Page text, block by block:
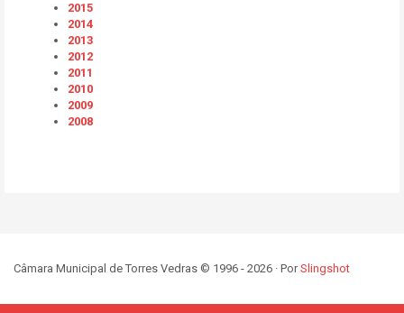
2015
2014
2013
2012
2011
2010
2009
2008
Câmara Municipal de Torres Vedras © 1996 - 2026 · PorSlingshot